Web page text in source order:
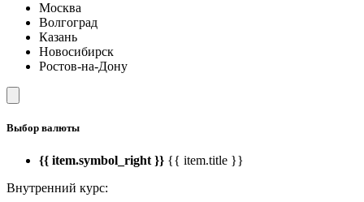
Москва
Волгоград
Казань
Новосибирск
Ростов-на-Дону
Выбор валюты
{{ item.symbol_right }} {{ item.title }}
Внутренний курс: